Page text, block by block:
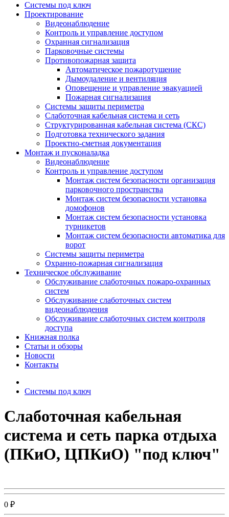
Системы под ключ
Проектирование
Видеонаблюдение
Контроль и управление доступом
Охранная сигнализация
Парковочные системы
Противопожарная защита
Автоматическое пожаротушение
Дымоудаление и вентиляция
Оповещение и управление эвакуацией
Пожарная сигнализация
Системы защиты периметра
Слаботочная кабельная система и сеть
Структурированная кабельная система (СКС)
Подготовка технического задания
Проектно-сметная документация
Монтаж и пусконаладка
Видеонаблюдение
Контроль и управление доступом
Монтаж систем безопасности организация
парковочного пространства
Монтаж систем безопасности установка
домофонов
Монтаж систем безопасности установка
турникетов
Монтаж систем безопасности автоматика для
ворот
Системы защиты периметра
Охранно-пожарная сигнализация
Техническое обслуживание
Обслуживание слаботочных пожаро-охранных
систем
Обслуживание слаботочных систем
видеонаблюдения
Обслуживание слаботочных систем контроля
доступа
Книжная полка
Статьи и обзоры
Новости
Контакты
Системы под ключ
Слаботочная кабельная
система и сеть парка отдыха
(ПКиО, ЦПКиО) "под ключ"
0 ₽